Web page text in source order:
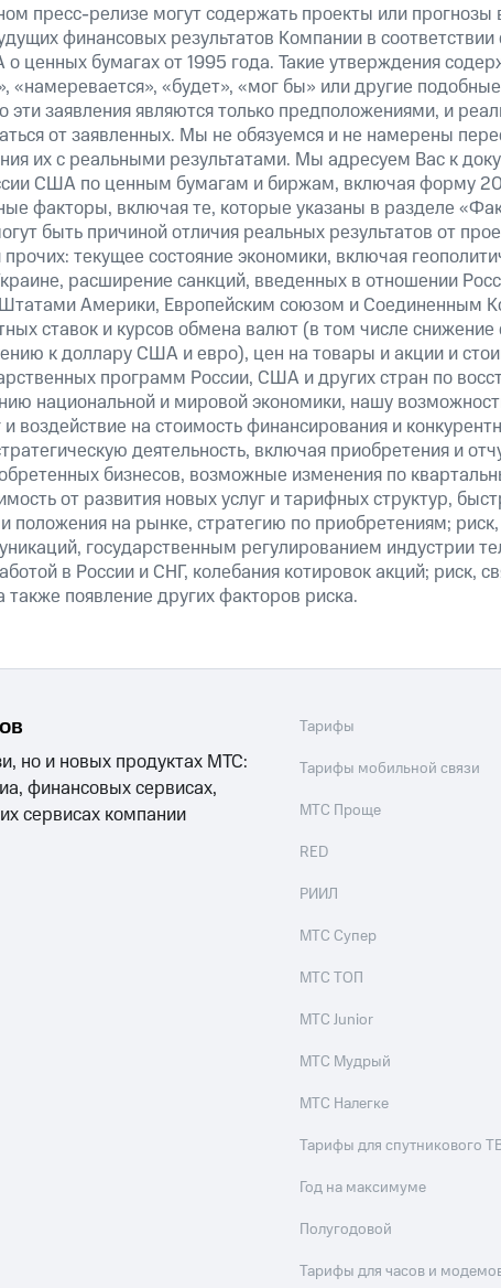
пресс-релизе могут содержать проекты или прогнозы
финансовых результатов Компании в
ценных бумагах от 1995 года. Такие утверждения
«намеревается», «будет», «мог бы» или другие
эти заявления являются только предположениями, и
от заявленных. Мы не обязуемся и не намерены
их с реальными результатами. Мы адресуем Вас к
США по ценным бумагам и биржам, включая форму
факторы, включая те, которые указаны в разделе
быть причиной отличия реальных результатов от
текущее состояние экономики, включая
расширение санкций, введенных в отношении
Америки, Европейским союзом и Соединенным
ставок и курсов обмена валют (в том числе снижение
к доллару США и евро), цен на товары и акции и
программ России, США и других стран по
национальной и мировой экономики, нашу
воздействие на стоимость финансирования и
деятельность, включая приобретения и
бизнесов, возможные изменения по
от развития новых услуг и тарифных структур,
положения на рынке, стратегию по приобретениям;
государственным регулированием индустрии
в России и СНГ, колебания котировок акций; риск,
появление других факторов риска.
но и новых продуктах МТС:
финансовых сервисах,
сервисах компании
Тарифы
Тарифы мобильной связи
МТС Проще
RED
РИИЛ
МТС Супер
МТС ТОП
МТС Junior
МТС Мудрый
МТС Налегке
Тарифы для спутникового
Год на максимуме
Полугодовой
Тарифы для часов и